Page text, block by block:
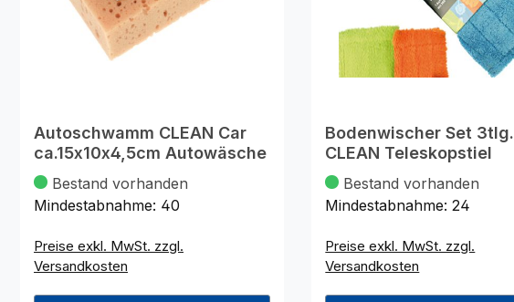
Autoschwamm CLEAN Car
ca.15x10x4,5cm Autowäsche
Bestand vorhanden
Mindestabnahme: 40
Preise exkl. MwSt. zzgl.
Versandkosten
Bodenwischer Set 3tlg.
CLEAN Teleskopstiel
Bestand vorhanden
Mindestabnahme:24
Preise exkl. MwSt. zzgl.
Versandkosten